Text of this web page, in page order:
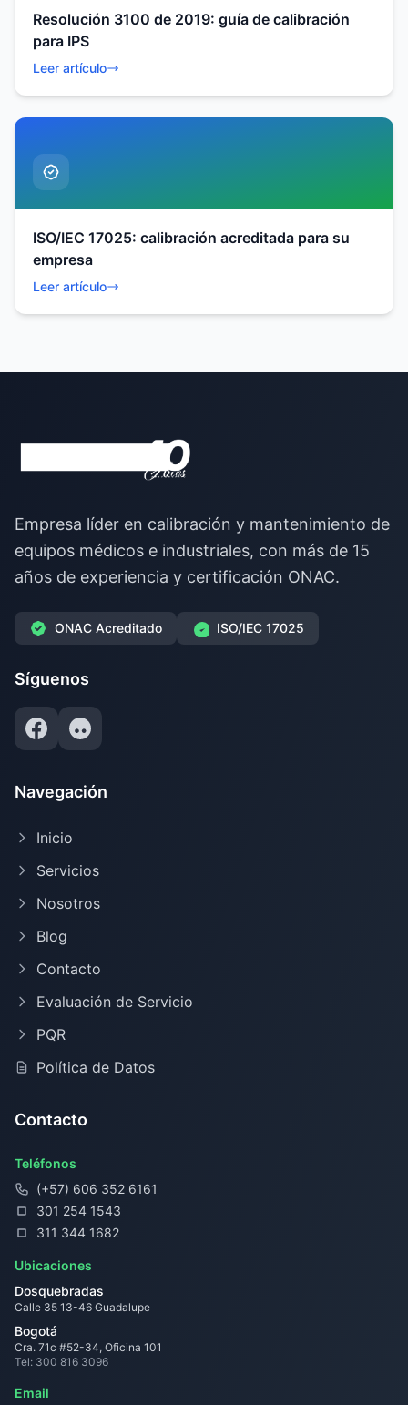
Resolución 3100 de 2019: guía de calibración
para IPS
Leer artículo
ISO/IEC 17025: calibración acreditada para su
empresa
Leer artículo
Empresa líder en calibración y mantenimiento de
equipos médicos e industriales, con más de 15
años de experiencia y certificación ONAC.
ONAC Acreditado ISO/IEC 17025
Síguenos
Navegación
Inicio
Servicios
Nosotros
Blog
Contacto
Evaluación de Servicio
PQR
Política de Datos
Contacto
Teléfonos
(+57) 606 352 6161
301 254 1543
311 344 1682
Ubicaciones
Dosquebradas
Calle 35 13-46 Guadalupe
Bogotá
Cra. 71c #52-34, Oficina 101
Tel: 300 816 3096
Email